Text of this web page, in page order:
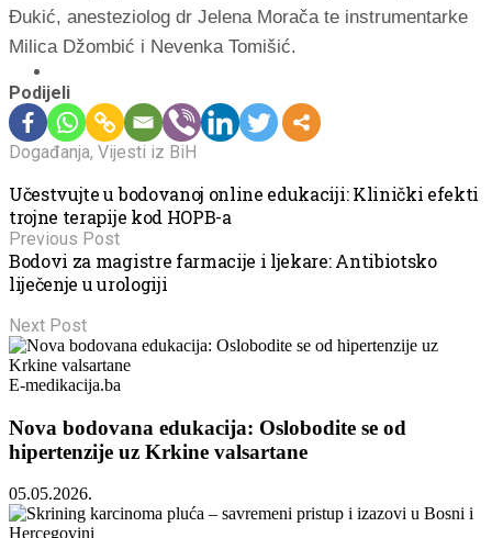
Đukić, anesteziolog dr Jelena Morača te instrumentarke
Milica Džombić i Nevenka Tomišić.
Podijeli
Događanja, Vijesti iz BiH
Učestvujte u bodovanoj online edukaciji: Klinički efekti
trojne terapije kod HOPB-a
Previous Post
Bodovi za magistre farmacije i ljekare: Antibiotsko
liječenje u urologiji
Next Post
E-medikacija.ba
Nova bodovana edukacija: Oslobodite se od
hipertenzije uz Krkine valsartane
05.05.2026.